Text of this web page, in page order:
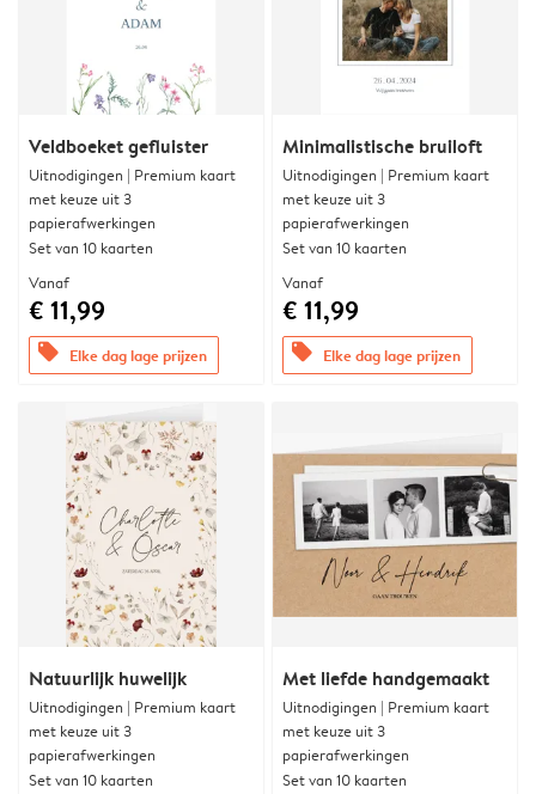
Veldboeket gefluister
Uitnodigingen | Premium kaart
met keuze uit 3
papierafwerkingen
Set van 10 kaarten
Vanaf
€ 11,99
offers Elke dag lage prijzen
Minimalistische bruiloft
Uitnodigingen | Premium kaart
met keuze uit 3
papierafwerkingen
Set van 10 kaarten
Vanaf
€ 11,99
offers Elke dag lage prijzen
Natuurlijk huwelijk
Uitnodigingen | Premium kaart
met keuze uit 3
papierafwerkingen
Set van 10 kaarten
Met liefde handgemaakt
Uitnodigingen | Premium kaart
met keuze uit 3
papierafwerkingen
Set van 10 kaarten